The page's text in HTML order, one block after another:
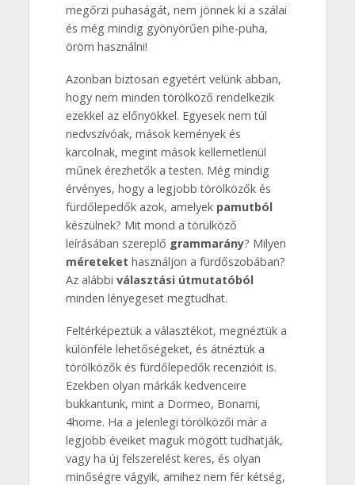
megőrzi puhaságát, nem jönnek ki a szálai
és még mindig gyönyörűen pihe-puha,
öröm használni!
Azonban biztosan egyetért velünk abban,
hogy nem minden törölköző rendelkezik
ezekkel az előnyökkel. Egyesek nem túl
nedvszívóak, mások kemények és
karcolnak, megint mások kellemetlenül
műnek érezhetők a testen. Még mindig
érvényes, hogy a legjobb törölközők és
fürdőlepedők azok, amelyek pamutból
készülnek? Mit mond a törülköző
leírásában szereplő grammarány? Milyen
méreteket használjon a fürdőszobában?
Az alábbi választási útmutatóból
minden lényegeset megtudhat.
Feltérképeztük a választékot, megnéztük a
különféle lehetőségeket, és átnéztük a
törölközők és fürdőlepedők recenzióit is.
Ezekben olyan márkák kedvenceire
bukkantunk, mint a Dormeo, Bonami,
4home. Ha a jelenlegi törölközői már a
legjobb éveiket maguk mögött tudhatják,
vagy ha új felszerelést keres, és olyan
minőségre vágyik, amihez nem fér kétség,